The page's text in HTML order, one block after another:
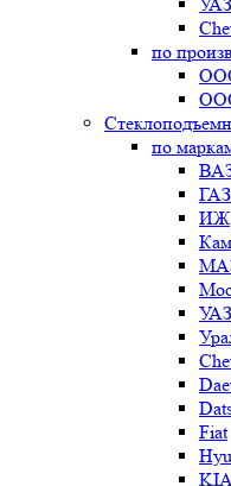
по
по
ГАЗ
ИЖ
УАЗ
Fiat